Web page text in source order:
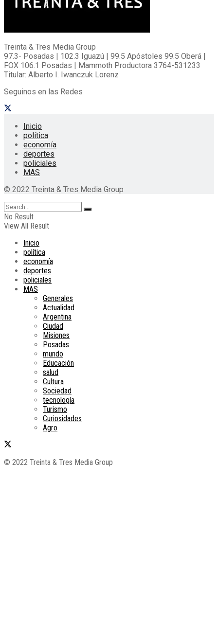
Treinta & Tres Media Group
97.3- Posadas | 102.3 Iguazú | 99.5 Apóstoles 99.5 Oberá |
FOX 106.1 Posadas | Mammoth Productora 3764-531233
Titular: Alberto I. Iwanczuk Lorenz
Seguinos en las Redes
Inicio
política
economía
deportes
policiales
MAS
© 2022 Treinta & Tres Media Group
No Result
View All Result
Inicio
política
economía
deportes
policiales
MAS
Generales
Actualidad
Argentina
Ciudad
Misiones
Posadas
mundo
Educación
salud
Cultura
Sociedad
tecnología
Turismo
Curiosidades
Agro
© 2022 Treinta & Tres Media Group